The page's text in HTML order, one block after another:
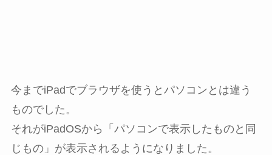
今までiPadでブラウザを使うとパソコンとは違う
ものでした。
それがiPadOSから「パソコンで表示したものと同
じもの」が表示されるようになりました。